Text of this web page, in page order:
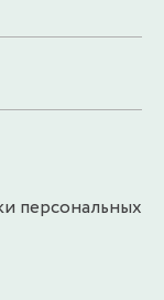
персональных